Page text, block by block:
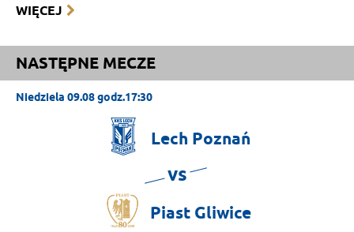
WIĘCEJ
NASTĘPNE MECZE
Niedziela 09.08 godz.17:30
Lech Poznań
vs
Piast Gliwice